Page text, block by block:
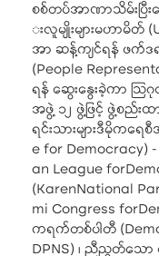
စစ်တပ်အာဏာသိမ်းပြီ
းလူမျိုးများမဟာမိ
အာ ဆန့်ကျင်ရန် ဖက်ဒ
(People
ရန် ဆွေးနွေးခဲ့ကာ သ
အဖွဲ့ ၁၂ ဖွဲ့ဖြင့် ဖွဲ့စည်းထ
ရင်းသားများဒီမိုကရ
e for Democracy)
an League
(KarenNational
mi Congress
ကရက်တစ်ပါတီ
DPNS) ၊ ညီညွတ်သော